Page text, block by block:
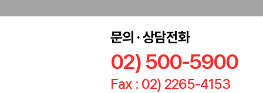
문의 · 상담전화
02) 500-5900
Fax : 02) 2265-4153